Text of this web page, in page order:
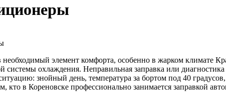
элемент комфорта, особенно в жарком климате
охлаждения. Неправильная заправка или
знойный день, температура за бортом под 40
в Кореновске профессионально занимается заправкой